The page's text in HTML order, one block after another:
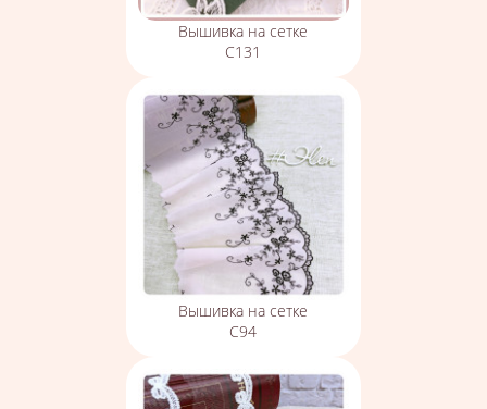
Вышивка на сетке
С131
Вышивка на сетке
С94